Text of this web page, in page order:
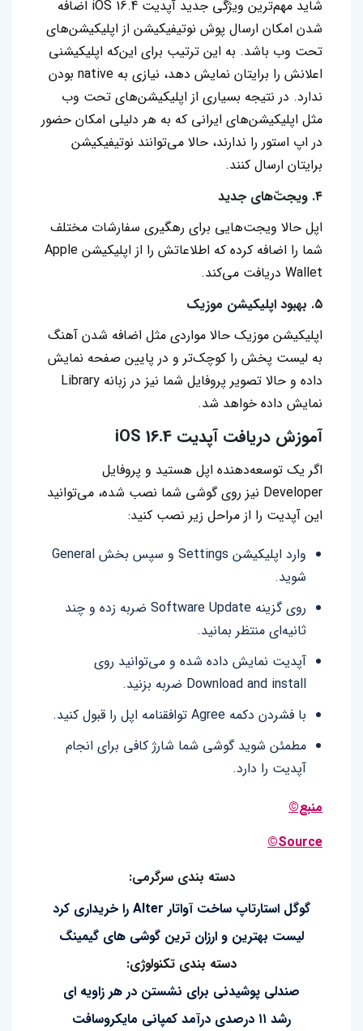
شاید مهم‌ترین ویژگی جدید آپدیت iOS 16.4 اضافه
شدن امکان ارسال پوش نوتیفیکیشن از اپلیکیشن‌های
تحت وب باشد. به این ترتیب برای این‌که اپلیکیشنی
اعلانش را برایتان نمایش دهد، نیازی به native بودن
ندارد. در نتیجه بسیاری از اپلیکیشن‌های تحت وب
مثل اپلیکیشن‌های ایرانی که به هر دلیلی امکان حضور
در اپ استور را ندارند، حالا می‌توانند نوتیفیکیشن
برایتان ارسال کنند.
۴. ویجت‌ّهای جدید
اپل حالا ویجت‌هایی برای رهگیری سفارشات مختلف
شما را اضافه کرده که اطلاعاتش را از اپلیکیشن Apple
Wallet دریافت می‌کند.
۵. بهبود اپلیکیشن موزیک
اپلیکیشن موزیک حالا مواردی مثل اضافه شدن آهنگ
به لیست پخش را کوچک‌تر و در پایین صفحه نمایش
داده و حالا تصویر پروفایل شما نیز در زبانه Library
نمایش داده خواهد شد.
آموزش دریافت آپدیت iOS 16.4
اگر یک توسعه‌دهنده اپل هستید و پروفایل
Developer نیز روی گوشی شما نصب شده، می‌توانید
این آپدیت را از مراحل زیر نصب کنید:
وارد اپلیکیشن Settings و سپس بخش General
شوید.
روی گزینه Software Update ضربه زده و چند
ثانیه‌ای منتظر بمانید.
آپدیت نمایش داده شده و می‌توانید روی
Download and install‌ ضربه بزنید.
با فشردن دکمه Agree توافقنامه اپل را قبول کنید.
مطمئن شوید گوشی شما شارژ کافی برای انجام
آپدیت را دارد.
منبع©
Source©
دسته بندی سرگرمی:
گوگل استارتاپ ساخت آواتار Alter را خریداری کرد
لیست بهترین و ارزان ترین گوشی های گیمینگ
دسته بندی تکنولوژی:
صندلی پوشیدنی برای نشستن در هر زاویه ای
رشد ۱۱ درصدی درآمد کمپانی مایکروسافت